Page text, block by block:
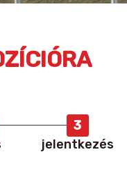
3
jelentkezés